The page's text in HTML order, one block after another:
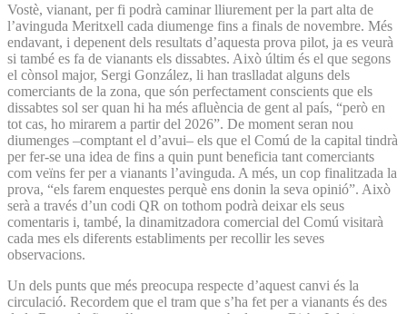
Vostè, vianant, per fi podrà caminar lliurement per la part alta de
l’avinguda Meritxell cada diumenge fins a finals de novembre. Més
endavant, i depenent dels resultats d’aquesta prova pilot, ja es veurà
si també es fa de vianants els dissabtes. Això últim és el que segons
el cònsol major, Sergi González, li han traslladat alguns dels
comerciants de la zona, que són perfectament conscients que els
dissabtes sol ser quan hi ha més afluència de gent al país, “però en
tot cas, ho mirarem a partir del 2026”. De moment seran nou
diumenges –comptant el d’avui– els que el Comú de la capital tindrà
per fer-se una idea de fins a quin punt beneficia tant comerciants
com veïns fer per a vianants l’avinguda. A més, un cop finalitzada la
prova, “els farem enquestes perquè ens donin la seva opinió”. Això
serà a través d’un codi QR on tothom podrà deixar els seus
comentaris i, també, la dinamitzadora comercial del Comú visitarà
cada mes els diferents establiments per recollir les seves
observacions.
Un dels punts que més preocupa respecte d’aquest canvi és la
circulació. Recordem que el tram que s’ha fet per a vianants és des